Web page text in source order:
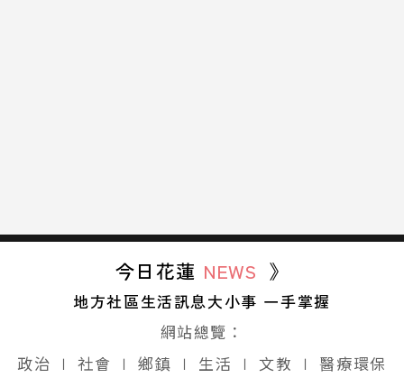
今日花蓮 NEWS 》
地方社區生活訊息大小事 一手掌握
網站總覽：
政治 ∣ 社會 ∣ 鄉鎮 ∣ 生活 ∣ 文教 ∣ 醫療環保